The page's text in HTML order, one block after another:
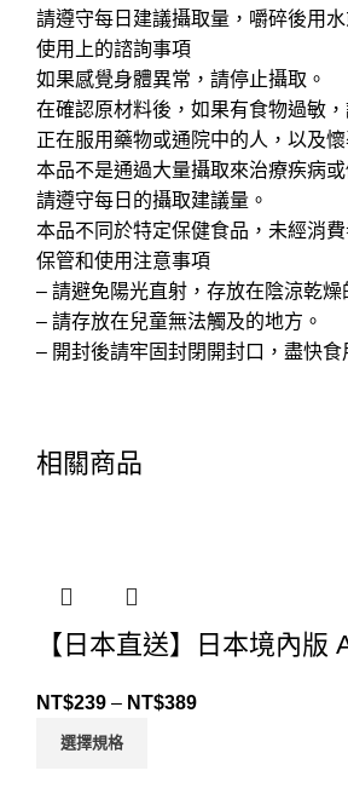
請遵守每日建議攝取量，嚼碎後用
使用上的諮詢事項
如果感覺身體異常，請停止攝取。
在確認原材料後，如果有食物過敏，
正在服用藥物或通院中的人，以及
本品不是通過大量攝取來治療疾病
請遵守每日的攝取建議量。
本品不同於特定保健食品，未經消
保管和使用注意事項
– 請避免陽光直射，存放在陰涼乾燥
– 請存放在兒童無法觸及的地方。
– 開封後請牢固封閉開封口，盡快食
相關商品
【日本直送】日本境內
NT$239 – NT$389
選擇規格